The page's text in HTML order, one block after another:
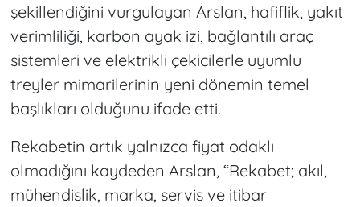
şekillendiğini vurgulayan Arslan, hafiflik, yakıt
verimliliği, karbon ayak izi, bağlantılı araç
sistemleri ve elektrikli çekicilerle uyumlu
treyler mimarilerinin yeni dönemin temel
başlıkları olduğunu ifade etti.
Rekabetin artık yalnızca fiyat odaklı
olmadığını kaydeden Arslan, “Rekabet; akıl,
mühendislik, marka, servis ve itibar